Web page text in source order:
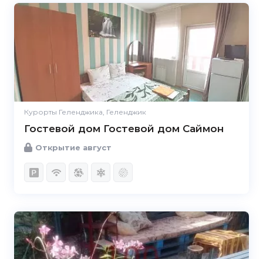
Курорты Геленджика, Геленджик
Гостевой дом Гостевой дом Саймон
Открытие август